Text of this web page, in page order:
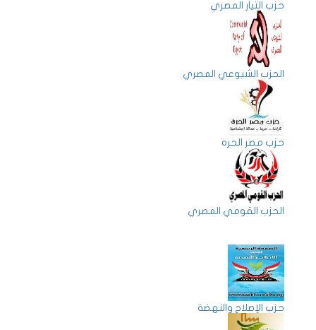
حزب التيار المصري
الحزب الشيوعي المصري
حزب مصر الحره
الحزب القومي المصري
حزب الإصلاح والنهضة